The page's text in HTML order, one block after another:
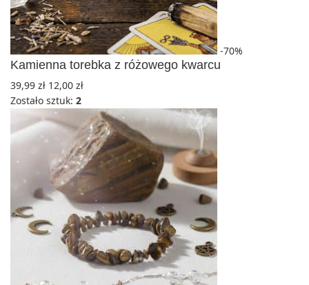
-70%
Kamienna torebka z różowego kwarcu
39,99 zł 12,00 zł
Zostało sztuk: 2